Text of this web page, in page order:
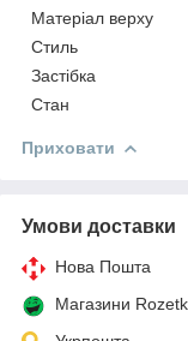
Матеріал верху
Стиль
Застібка
Стан
Приховати
Умови доставки
Нова Пошта
Магазини